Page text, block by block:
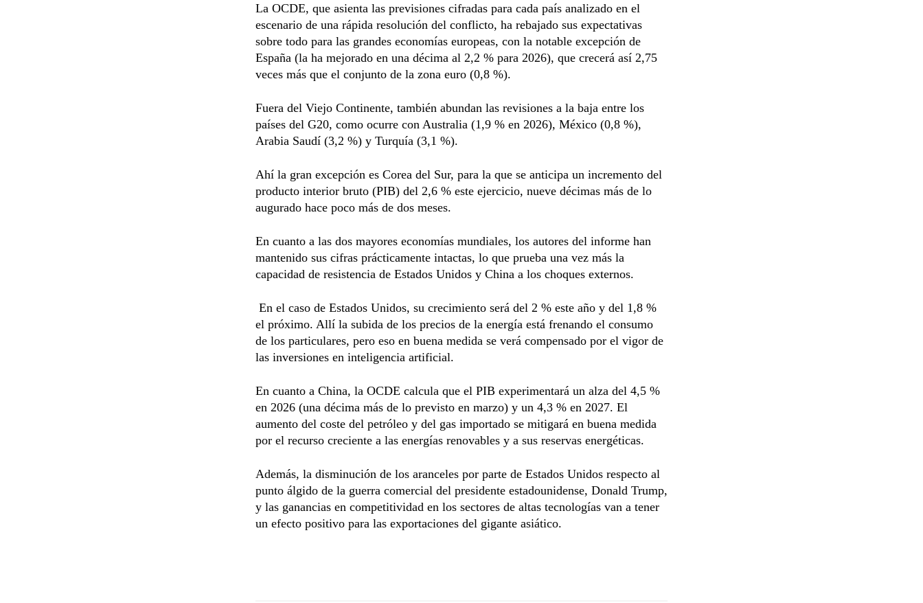
La OCDE, que asienta las previsiones cifradas para cada país analizado en el
escenario de una rápida resolución del conflicto, ha rebajado sus expectativas
sobre todo para las grandes economías europeas, con la notable excepción de
España (la ha mejorado en una décima al 2,2 % para 2026), que crecerá así 2,75
veces más que el conjunto de la zona euro (0,8 %).
Fuera del Viejo Continente, también abundan las revisiones a la baja entre los
países del G20, como ocurre con Australia (1,9 % en 2026), México (0,8 %),
Arabia Saudí (3,2 %) y Turquía (3,1 %).
Ahí la gran excepción es Corea del Sur, para la que se anticipa un incremento del
producto interior bruto (PIB) del 2,6 % este ejercicio, nueve décimas más de lo
augurado hace poco más de dos meses.
En cuanto a las dos mayores economías mundiales, los autores del informe han
mantenido sus cifras prácticamente intactas, lo que prueba una vez más la
capacidad de resistencia de Estados Unidos y China a los choques externos.
En el caso de Estados Unidos, su crecimiento será del 2 % este año y del 1,8 %
el próximo. Allí la subida de los precios de la energía está frenando el consumo
de los particulares, pero eso en buena medida se verá compensado por el vigor de
las inversiones en inteligencia artificial.
En cuanto a China, la OCDE calcula que el PIB experimentará un alza del 4,5 %
en 2026 (una décima más de lo previsto en marzo) y un 4,3 % en 2027. El
aumento del coste del petróleo y del gas importado se mitigará en buena medida
por el recurso creciente a las energías renovables y a sus reservas energéticas.
Además, la disminución de los aranceles por parte de Estados Unidos respecto al
punto álgido de la guerra comercial del presidente estadounidense, Donald Trump,
y las ganancias en competitividad en los sectores de altas tecnologías van a tener
un efecto positivo para las exportaciones del gigante asiático.